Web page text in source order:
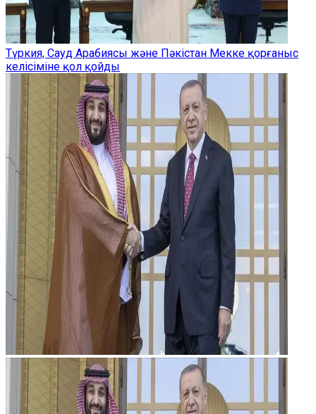
Түркия, Сауд Арабиясы және Пәкістан Мекке қорғаныс
келісіміне қол қойды